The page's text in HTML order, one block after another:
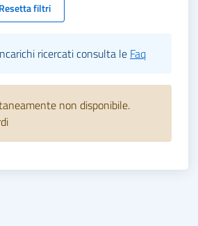
Resetta filtri
ricercati consulta le Faq
non disponibile.